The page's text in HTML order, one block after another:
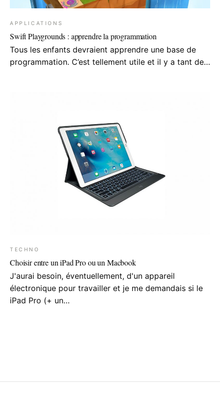
APPLICATIONS
Swift Playgrounds : apprendre la programmation
Tous les enfants devraient apprendre une base de
programmation. C’est tellement utile et il y a tant de…
TECHNO
Choisir entre un iPad Pro ou un Macbook
J'aurai besoin, éventuellement, d'un appareil
électronique pour travailler et je me demandais si le
iPad Pro (+ un…